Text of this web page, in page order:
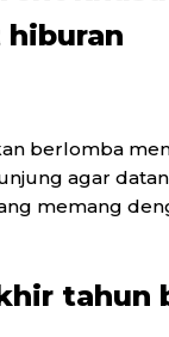
berlomba
agar
memang
tahun